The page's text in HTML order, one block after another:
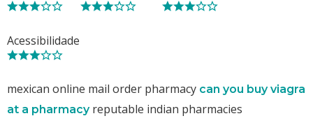
Acessibilidade
mexican online mail order pharmacy can you buy viagra
at a pharmacyreputable indian pharmacies